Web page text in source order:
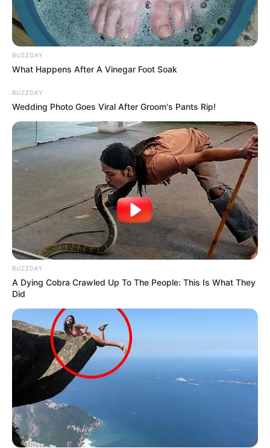
BUZZDAY
What Happens After A Vinegar Foot Soak
BUZZDAY
Wedding Photo Goes Viral After Groom's Pants Rip!
BUZZDAY
A Dying Cobra Crawled Up To The People: This Is What They
Did